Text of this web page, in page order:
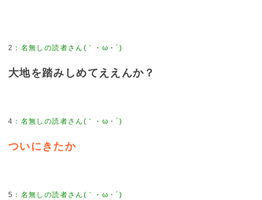
2 ： 名無しの読者さん(｀・ω・´)
大地を踏みしめてええんか？
4 ： 名無しの読者さん(｀・ω・´)
ついにきたか
5 ： 名無しの読者さん(｀・ω・´)